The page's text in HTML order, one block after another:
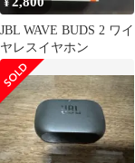
JBL WAVE BUDS 2 ワイ
ヤレスイヤホン